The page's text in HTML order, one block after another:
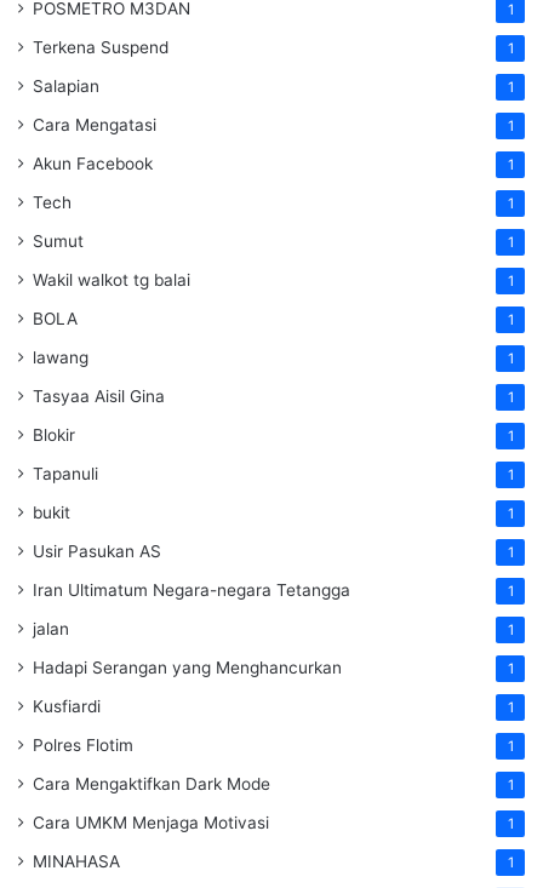
POSMETRO M3DAN 1
Terkena Suspend 1
Salapian 1
Cara Mengatasi 1
Akun Facebook 1
Tech 1
Sumut 1
Wakil walkot tg balai 1
BOLA 1
lawang 1
Tasyaa Aisil Gina 1
Blokir 1
Tapanuli 1
bukit 1
Usir Pasukan AS 1
Iran Ultimatum Negara-negara Tetangga 1
jalan 1
Hadapi Serangan yang Menghancurkan 1
Kusfiardi 1
Polres Flotim 1
Cara Mengaktifkan Dark Mode 1
Cara UMKM Menjaga Motivasi 1
MINAHASA 1